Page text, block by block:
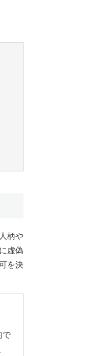
柄や
虚偽
を決
で